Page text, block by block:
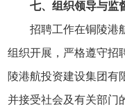
七、组织领导与监
招聘工作在铜陵港
组织开展，严格遵守招
陵港航投资建设集团有
并接受社会及有关部门